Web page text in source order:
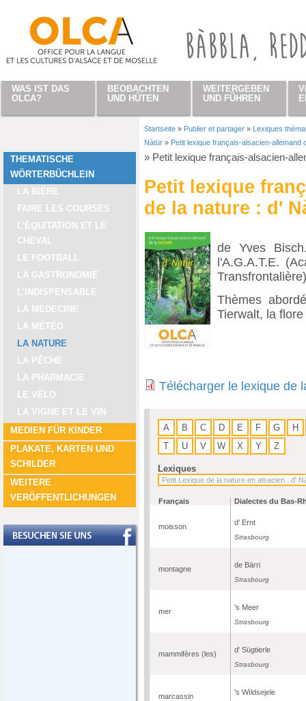
THEMATISCHE
WÖRTERBÜCHLEIN
LA BIÈRE
FAIRE LES COURSES
L’ÉQUITATION ET LE
CHEVAL
LE FOOTBALL
LA GASTRONOMIE
L’INDISPENSABLE
LA MÉDECINE
LA MÉTÉO
LA NATURE
LA PÊCHE
LA PHARMACIE
LE VÉLO
LA VIGNE ET LE VIN
MEDIEN FÜR KINDER
PLAKATE, KARTEN UND
SCHILDER
WEITERE
VERÖFFENTLICHUNGEN
Sie sind hier
Startseite » Publier et partager » Lexiques
Nàtür » Petit lexique français-alsacien-allemand
» Petit lexique français-alsacien-
Petit lexique
de la nature : d'
de Yves
l'A.G.A.T.E.
Thèmes
Tierwalt, la
Télécharger le lexique de
A B C D E F G
H
T
U V W X Y Z
Lexiques
Français Dialectes du Bas-
moisson d' Ernt
Strasbourg
montagne de Bärri
Strasbourg
mer 's Meer
Strasbourg
mammifères (les) d' Sügtierle
Strasbourg
marcassin 's Wìldsejele
WAS IST DAS
OLCA?
BEOBACHTEN
UND HÜTEN
WEITERGEBEN
UND FÜHREN